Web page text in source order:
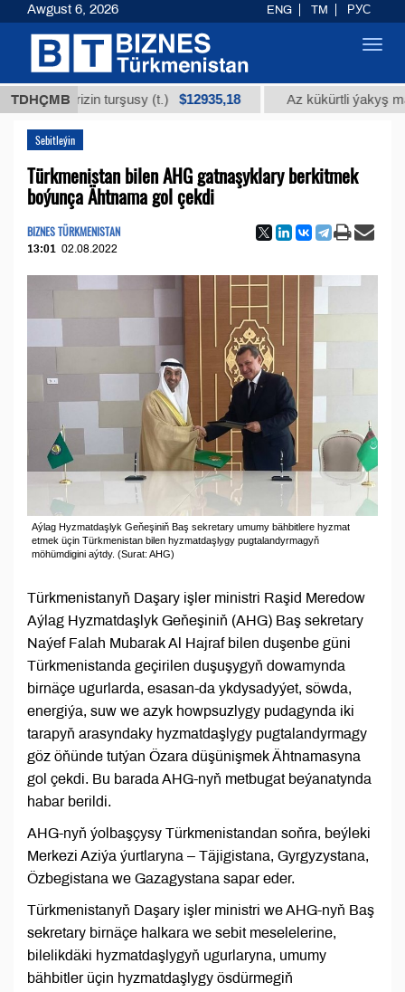
TDHÇMB
glisirrizin turşusy (t.) $12935,18 Az kükürtli ýakyş mazudy
Sebitleýin
Türkmenistan bilen AHG gatnaşyklary berkitmek
boýunça Ähtnama gol çekdi
BIZNES TÜRKMENISTAN
13:01 02.08.2022
Aýlag Hyzmatdaşlyk Geňeşiniň Baş sekretary umumy bähbitlere hyzmat
etmek üçin Türkmenistan bilen hyzmatdaşlygy pugtalandyrmagyň
möhümdigini aýtdy. (Surat: AHG)
Türkmenistanyň Daşary işler ministri Raşid Meredow
Aýlag Hyzmatdaşlyk Geňeşiniň (AHG) Baş sekretary
Naýef Falah Mubarak Al Hajraf bilen duşenbe güni
Türkmenistanda geçirilen duşuşygyň dowamynda
birnäçe ugurlarda, esasan-da ykdysadyýet, söwda,
energiýa, suw we azyk howpsuzlygy pudagynda iki
tarapyň arasyndaky hyzmatdaşlygy pugtalandyrmagy
göz öňünde tutýan Özara düşünişmek Ähtnamasyna
gol çekdi. Bu barada AHG-nyň metbugat beýanatynda
habar berildi.
AHG-nyň ýolbaşçysy Türkmenistandan soňra, beýleki
Merkezi Aziýa ýurtlaryna – Täjigistana, Gyrgyzystana,
Özbegistana we Gazagystana sapar eder.
Türkmenistanyň Daşary işler ministri we AHG-nyň Baş
sekretary birnäçe halkara we sebit meselelerine,
bilelikdäki hyzmatdaşlygyň ugurlaryna, umumy
bähbitler üçin hyzmatdaşlygy ösdürmegiň
Awgust 6, 2026 ENG TM РУС